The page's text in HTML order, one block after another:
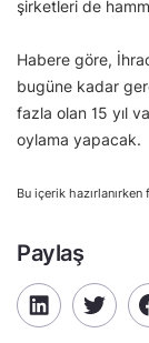
şirketleri de
Habere göre,
bugüne kadar
fazla olan 15 yıl
oylama yapacak.
Bu içerik
Paylaş